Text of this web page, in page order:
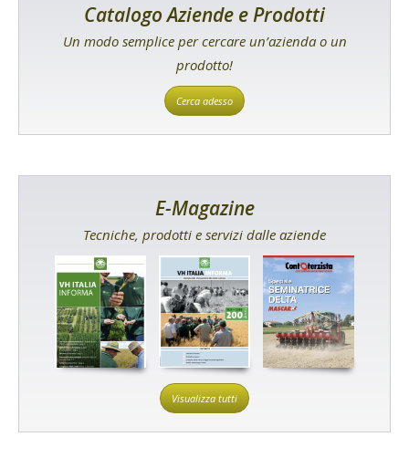
Catalogo Aziende e Prodotti
Un modo semplice per cercare un’azienda o un
prodotto!
Cerca adesso
E-Magazine
Tecniche, prodotti e servizi dalle aziende
Visualizza tutti